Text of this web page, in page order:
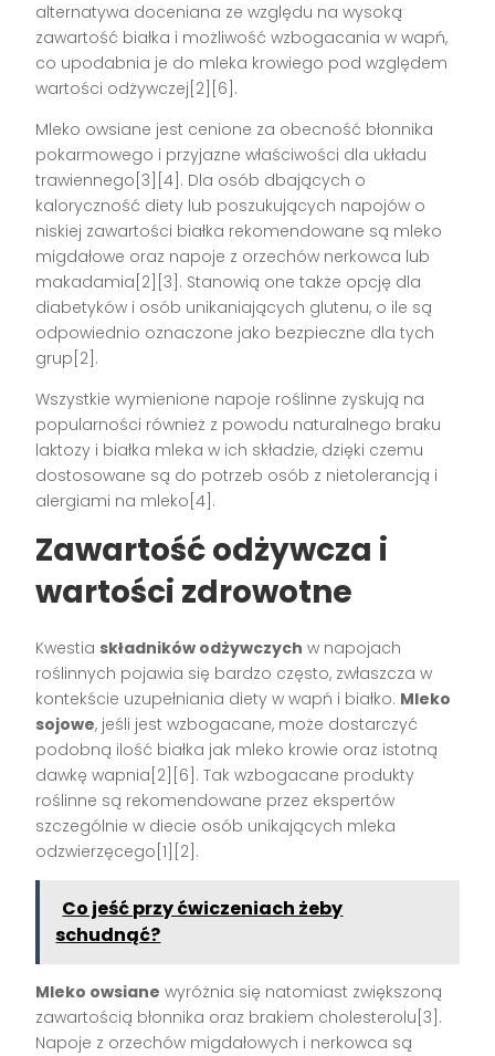
alternatywa doceniana ze względu na wysoką
zawartość białka i możliwość wzbogacania w wapń,
co upodabnia je do mleka krowiego pod względem
wartości odżywczej[2][6].
Mleko owsiane jest cenione za obecność błonnika
pokarmowego i przyjazne właściwości dla układu
trawiennego[3][4]. Dla osób dbających o
kaloryczność diety lub poszukujących napojów o
niskiej zawartości białka rekomendowane są mleko
migdałowe oraz napoje z orzechów nerkowca lub
makadamia[2][3]. Stanowią one także opcję dla
diabetyków i osób unikaniających glutenu, o ile są
odpowiednio oznaczone jako bezpieczne dla tych
grup[2].
Wszystkie wymienione napoje roślinne zyskują na
popularności również z powodu naturalnego braku
laktozy i białka mleka w ich składzie, dzięki czemu
dostosowane są do potrzeb osób z nietolerancją i
alergiami na mleko[4].
Zawartość odżywcza i
wartości zdrowotne
Kwestia składników odżywczych w napojach
roślinnych pojawia się bardzo często, zwłaszcza w
kontekście uzupełniania diety w wapń i białko. Mleko
sojowe, jeśli jest wzbogacane, może dostarczyć
podobną ilość białka jak mleko krowie oraz istotną
dawkę wapnia[2][6]. Tak wzbogacane produkty
roślinne są rekomendowane przez ekspertów
szczególnie w diecie osób unikających mleka
odzwierzęcego[1][2].
Co jeść przy ćwiczeniach żeby
schudnąć?
Mleko owsiane wyróżnia się natomiast zwiększoną
zawartością błonnika oraz brakiem cholesterolu[3].
Napoje z orzechów migdałowych i nerkowca są